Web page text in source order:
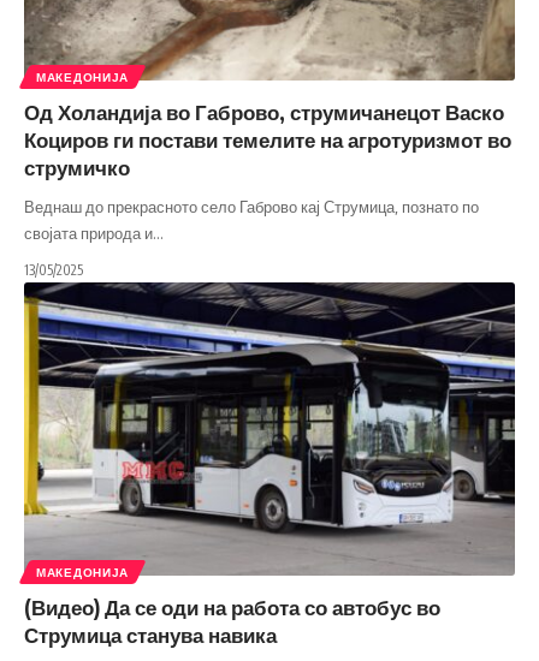
МАКЕДОНИЈА
Од Холандија во Габрово, струмичанецот Васко
Коциров ги постави темелите на агротуризмот во
струмичко
Веднаш до прекрасното село Габрово кај Струмица, познато по
својата природа и…
13/05/2025
МАКЕДОНИЈА
(Видео) Да се оди на работа со автобус во
Струмица станува навика